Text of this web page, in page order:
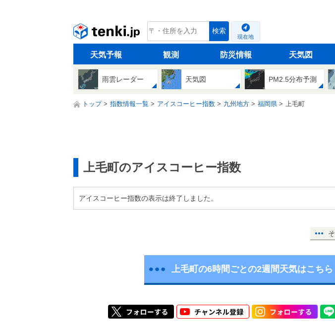
tenki.jp 検索
現在地
天気予報 観測 防災情報 天気図
雨雲レーダー 天気図 PM2.5分布予測
トップ 指数情報一覧 アイスコーヒー指数 九州地方 福岡県 上毛町
上毛町のアイスコーヒー指数
アイスコーヒー指数の表示は終了しました。
上毛町の6時間ごとの2週間天気はこちら